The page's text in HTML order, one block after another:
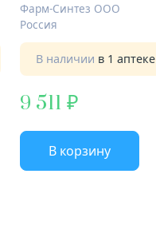
Фарм-Синтез ООО
Россия
В наличии в 1 аптеке
9 511
В корзину